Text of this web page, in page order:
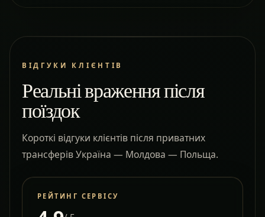
ВІДГУКИ КЛІЄНТІВ
Реальні враження після
поїздок
Короткі відгуки клієнтів після приватних
трансферів Україна — Молдова — Польща.
РЕЙТИНГ СЕРВІСУ